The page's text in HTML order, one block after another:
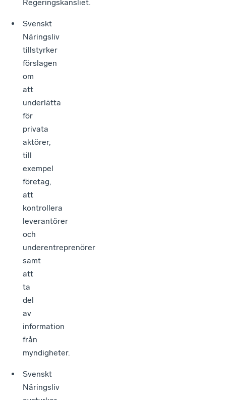
Regeringskansliet.
Svenskt
Näringsliv
tillstyrker
förslagen
om
att
underlätta
för
privata
aktörer,
till
exempel
företag,
att
kontrollera
leverantörer
och
underentreprenörer
samt
att
ta
del
av
information
från
myndigheter.
Svenskt
Näringsliv